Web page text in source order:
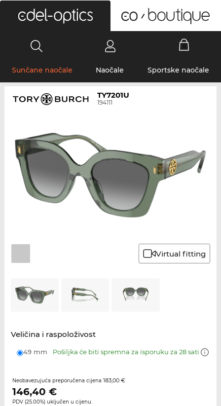
Sunčane naočale Naočale Sportske naočale
TY7201U
194111
Virtual fitting
Veličina i raspoloživost
49 mm Pošiljka će biti spremna za isporuku za 28 sati
Neobavezujuća preporučena cijena 183,00 €
146,40 €
PDV (25.00%) uključen u cijenu.